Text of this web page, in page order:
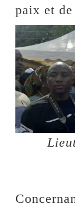
paix et